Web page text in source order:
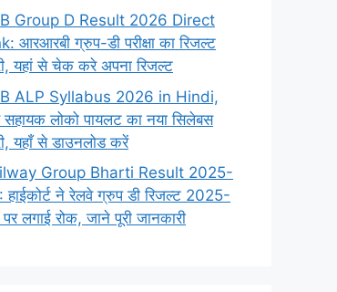
Group D Result 2026 Direct
आरआरबी ग्रुप-डी परीक्षा का रिजल्ट
यहां से चेक करे अपना रिजल्ट
ALP Syllabus 2026 in Hindi,
सहायक लोको पायलट का नया सिलेबस
यहाँ से डाउनलोड करें
Group Bharti Result 2025-
हाईकोर्ट ने रेलवे ग्रुप डी रिजल्ट 2025-
लगाई रोक, जाने पूरी जानकारी